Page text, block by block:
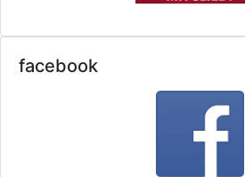
facebook